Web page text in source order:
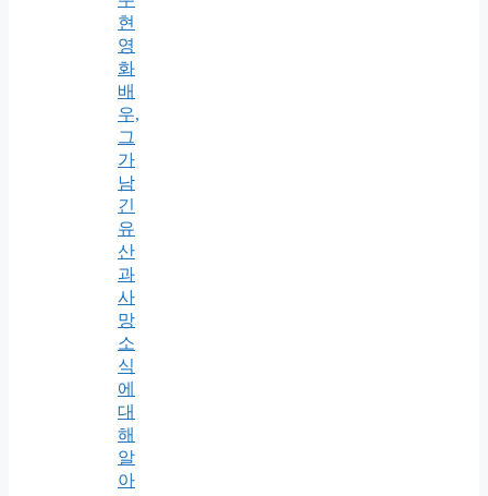
현
영
화
배
우,
그
가
남
긴
유
산
과
사
망
소
식
에
대
해
알
아